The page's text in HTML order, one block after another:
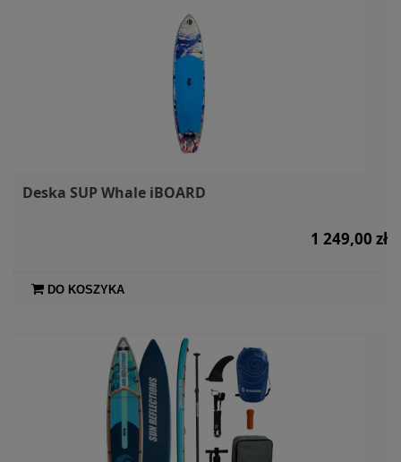
Deska SUP Whale iBOARD
1 249,00 zł
DO KOSZYKA